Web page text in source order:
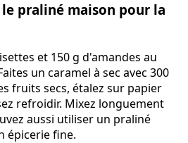
praliné maison pour la
et 150 g d'amandes au
un caramel à sec avec 300
fruits secs, étalez sur papier
refroidir. Mixez longuement
aussi utiliser un praliné
épicerie fine.